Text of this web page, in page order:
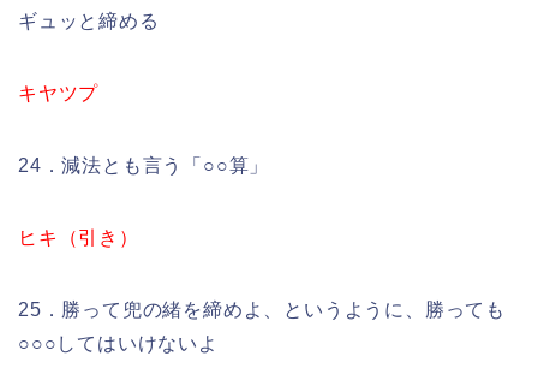
ギュッと締める
キヤツプ
24．減法とも言う「○○算」
ヒキ（引き）
25．勝って兜の緒を締めよ、というように、勝っても
○○○してはいけないよ